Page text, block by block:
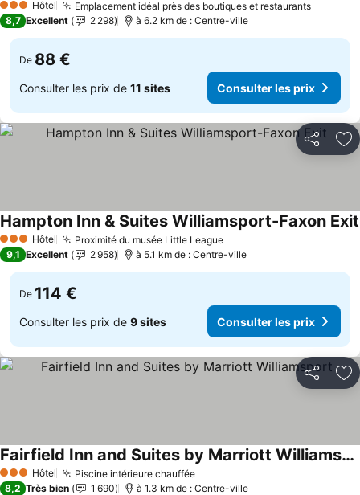
3 ÉtoilesHôtel Emplacement idéal près des boutiques et restaurants
8,7 Excellent 2 298 à 6.2 km de : Centre-ville
De 88 €
Consulter les prix de 11 sites Consulter les prix
Partager
3 ÉtoilesHôtel Proximité du musée Little LeagueConsulter les prix
Hampton Inn & Suites Williamsport-Faxon Exit
9,1 Excellent 2 958 à 5.1 km de : Centre-ville
De 114 €
Consulter les prix de 9 sites Consulter les prix
Partager
3 ÉtoilesHôtel Piscine intérieure chaufféeConsulter les prix
Fairfield Inn and Suites by Marriott Williamsport
Consulter les prix
8,2 Très bien 1 690 à 1.3 km de : Centre-ville